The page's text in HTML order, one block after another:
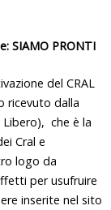
SIAMO PRONTI
del CRAL
ricevuto dalla
che è la
Cral e
logo da
per usufruire
inserite nel sito